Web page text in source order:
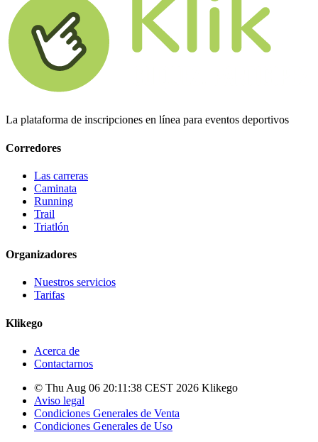
La plataforma de inscripciones en línea para eventos deportivos
Corredores
Las carreras
Caminata
Running
Trail
Triatlón
Organizadores
Nuestros servicios
Tarifas
Klikego
Acerca de
Contactarnos
© Thu Aug 06 20:11:38 CEST 2026 Klikego
Aviso legal
Condiciones Generales de Venta
Condiciones Generales de Uso